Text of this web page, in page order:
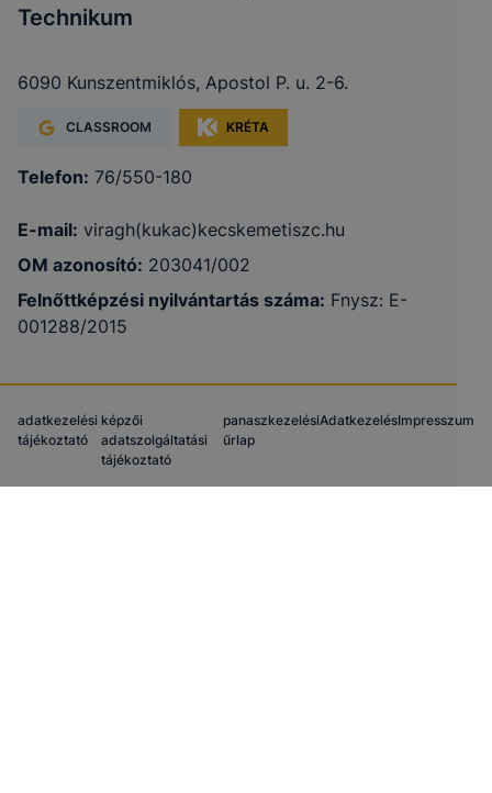
Technikum
6090 Kunszentmiklós, Apostol P. u. 2-6.
CLASSROOM KRÉTA
Telefon: 76/550-180
E-mail: viragh(kukac)kecskemetiszc.hu
OM azonosító: 203041/002
Felnőttképzési nyilvántartás száma: Fnysz: E-
001288/2015
adatkezelési
tájékoztató
képzői
adatszolgáltatási
tájékoztató
panaszkezelési
űrlap
AdatkezelésImpresszum